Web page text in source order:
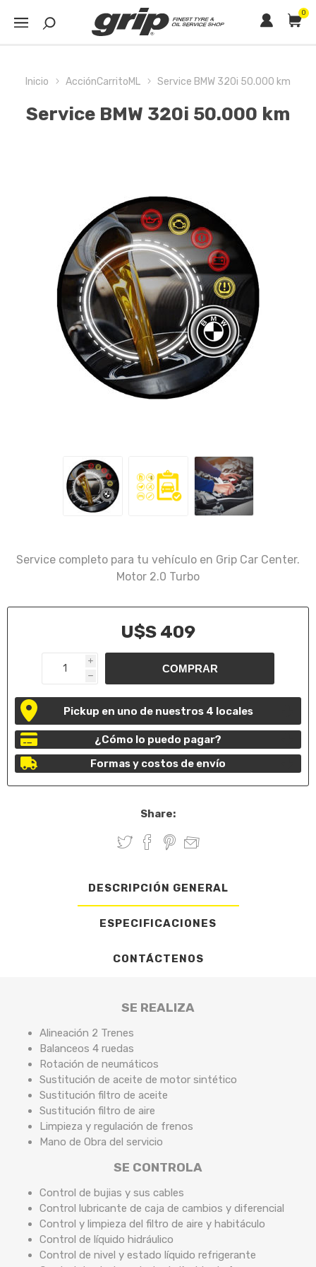
0
Inicio AcciónCarritoML Service BMW 320i 50.000 km
Service BMW 320i 50.000 km
Service completo para tu vehículo en Grip Car Center.
Motor 2.0 Turbo
U$S 409
i
h
Pickup en uno de nuestros 4 locales
¿Cómo lo puedo pagar?
Formas y costos de envío
Share:
DESCRIPCIÓN GENERAL
ESPECIFICACIONES
CONTÁCTENOS
SE REALIZA
Alineación 2 Trenes
Balanceos 4 ruedas
Rotación de neumáticos
Sustitución de aceite de motor sintético
Sustitución filtro de aceite
Sustitución filtro de aire
Limpieza y regulación de frenos
Mano de Obra del servicio
SE CONTROLA
Control de bujias y sus cables
Control lubricante de caja de cambios y diferencial
Control y limpieza del filtro de aire y habitáculo
Control de líquido hidráulico
Control de nivel y estado líquido refrigerante